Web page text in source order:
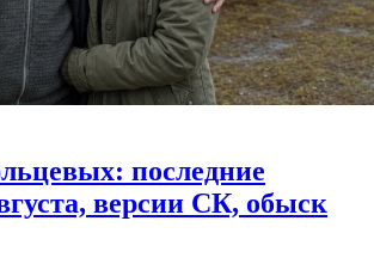
последние
версии СК, обыск